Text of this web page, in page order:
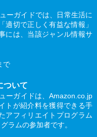
ーガイドでは、日常生活に
適切で正しく有益な情報」
には、当該ジャンル情報サ
で
ついて
ーガイドは、Amazon.co.jp
トが紹介料を獲得できる手
アフィリエイトプログラム
ラムの参加者です。